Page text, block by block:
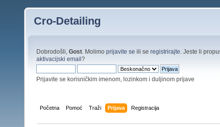
Cro-Detailing
Dobrodošli, Gost . Molimo prijavite se ili se registrirajte . Jeste li
aktivacijski email?
Prijavite se korisničkim imenom, lozinkom i duljinom prijave
Početna Pomoć Traži Prijava Registracija